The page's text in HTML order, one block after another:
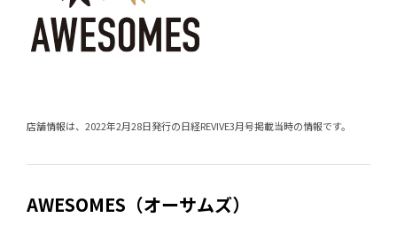
店舗情報は、2022年2月28日発行の日経REVIVE3月号掲載当時の情報です。
AWESOMES（オーサムズ）